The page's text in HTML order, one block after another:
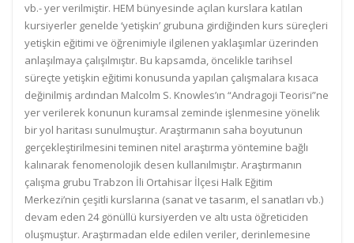
vb.- yer verilmiştir. HEM bünyesinde açılan kurslara katılan
kursiyerler genelde ‘yetişkin’ grubuna girdiğinden kurs süreçleri
yetişkin eğitimi ve öğrenimiyle ilgilenen yaklaşımlar üzerinden
anlaşılmaya çalışılmıştır. Bu kapsamda, öncelikle tarihsel
süreçte yetişkin eğitimi konusunda yapılan çalışmalara kısaca
değinilmiş ardından Malcolm S. Knowles’ın “Andragoji Teorisi”ne
yer verilerek konunun kuramsal zeminde işlenmesine yönelik
bir yol haritası sunulmuştur. Araştırmanın saha boyutunun
gerçekleştirilmesini teminen nitel araştırma yöntemine bağlı
kalınarak fenomenolojik desen kullanılmıştır. Araştırmanın
çalışma grubu Trabzon İli Ortahisar İlçesi Halk Eğitim
Merkezi’nin çeşitli kurslarına (sanat ve tasarım, el sanatları vb.)
devam eden 24 gönüllü kursiyerden ve altı usta öğreticiden
oluşmuştur. Araştırmadan elde edilen veriler, derinlemesine